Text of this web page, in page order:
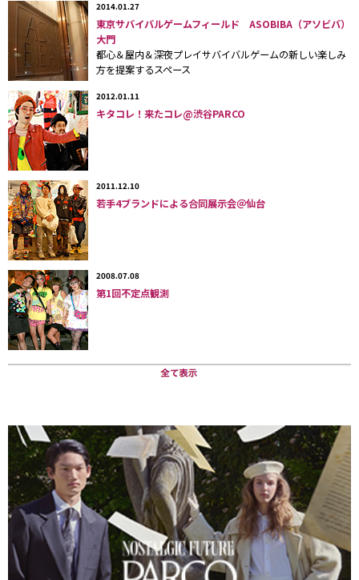
を描いたり小説を執筆する人たちも含む。
よって微妙な差異があるようだが、本稿ではひとまずこの呼称を用い
る。
「2004年前後からネットで着ぐるみの作り方を公開する
愛好者がチラホラと現れ、2005年頃からオフ会イベント
を行うようになりました。
でKemocon Projectを立ち上げ、現在に至っています」
（Kemocon事務局スタッフ）。
これまでは、川崎市産業振興会館（神奈川県川崎市）
や、すみだ産業会館サンライズホール（東京都墨田区）
で開催してきたが、今回から会場をかずさアカデミアホ
ールというホテル併設の大きな会場に移し、２日間に規
模を拡大しての開催となった。
が増え、プレイヤーたちが交流できる十分な時間と場所
を確保するとともに、着ぐるみの着替えのスペースや各
種のイベントを開催できるよう、ホテル併設の大会場で
けだ。
2014.01.27
東京サバイバルゲームフィールド ASOBIBA（アソビバ）
大門
都心＆屋内＆深夜プレイサバイバルゲームの新しい楽しみ
方を提案するスペース
2012.01.11
キタコレ！来たコレ@渋谷PARCO
2011.12.10
若手4ブランドによる合同展示会＠仙台
2008.07.08
第1回不定点観測